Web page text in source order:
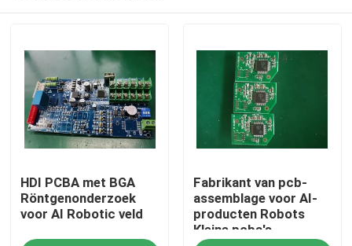
Thuis
Producten
HDI PCBA met BGA
Röntgenonderzoek
voor AI Robotic veld
Fabrikant van pcb-
assemblage voor AI-
producten Robots
Kleine pcba's